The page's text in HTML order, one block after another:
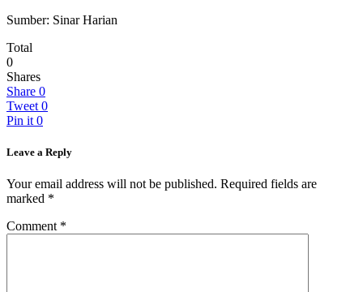
Sumber: Sinar Harian
Total
0
Shares
Share 0
Tweet 0
Pin it 0
Leave a Reply
Your email address will not be published. Required fields are
marked *
Comment *